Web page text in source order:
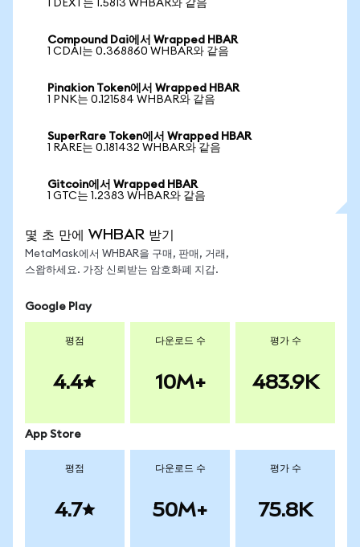
1 DEXT는 1.5813 WHBAR와 같음
Compound Dai에서 Wrapped HBAR
1 CDAI는 0.368860 WHBAR와 같음
Pinakion Token에서 Wrapped HBAR
1 PNK는 0.121584 WHBAR와 같음
SuperRare Token에서 Wrapped HBAR
1 RARE는 0.181432 WHBAR와 같음
Gitcoin에서 Wrapped HBAR
1 GTC는 1.2383 WHBAR와 같음
몇 초 만에 WHBAR 받기
MetaMask에서 WHBAR을 구매, 판매, 거래,
스왑하세요. 가장 신뢰받는 암호화폐 지갑.
Google Play
평점
4.4
다운로드 수
10M+
평가 수
483.9K
App Store
평점
4.7
다운로드 수
50M+
평가 수
75.8K